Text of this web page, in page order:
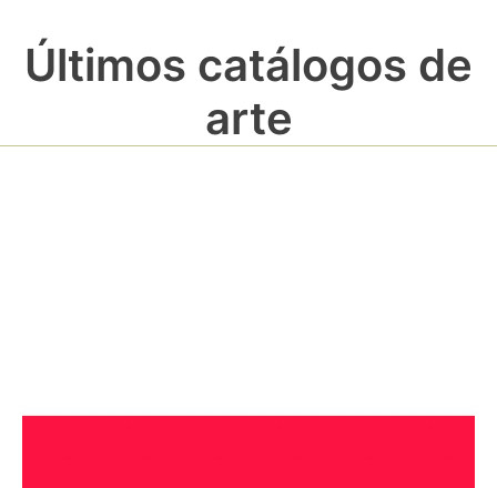
Últimos catálogos de
arte